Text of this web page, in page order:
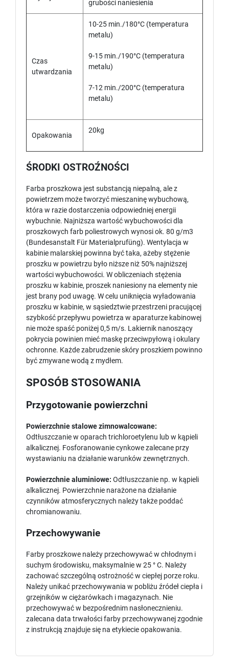
grubości naniesienia
Czas
utwardzania
10-25 min./180°C (temperatura
metalu)
9-15 min./190°C (temperatura
metalu)
7-12 min./200°C (temperatura
metalu)
Opakowania
20kg
ŚRODKI OSTROŹNOŚCI
Farba proszkowa jest substancją niepalną, ale z
powietrzem może tworzyć mieszaninę wybuchową,
która w razie dostarczenia odpowiedniej energii
wybuchnie. Najniższa wartość wybuchowości dla
proszkowych farb poliestrowych wynosi ok. 80 g/m3
(Bundesanstalt Für Materialprufüng). Wentylacja w
kabinie malarskiej powinna być taka, ażeby stężenie
proszku w powietrzu było niższe niż 50% najniższej
wartości wybuchowości. W obliczeniach stężenia
proszku w kabinie, proszek naniesiony na elementy nie
jest brany pod uwagę. W celu uniknięcia wyładowania
proszku w kabinie, w sąsiedztwie przestrzeni pracującej
szybkość przepływu powietrza w aparaturze kabinowej
nie może spaść poniżej 0,5 m/s. Lakiernik nanoszący
pokrycia powinien mieć maskę przeciwpyłową i okulary
ochronne. Każde zabrudzenie skóry proszkiem powinno
być zmywane wodą z mydłem.
SPOSÓB STOSOWANIA
Przygotowanie powierzchni
Powierzchnie stalowe zimnowalcowane:
Odtłuszczanie w oparach trichloroetylenu lub w kąpieli
alkalicznej. Fosforanowanie cynkowe zalecane przy
wystawianiu na działanie warunków zewnętrznych.
Powierzchnie aluminiowe: Odtłuszczanie np. w kąpieli
alkalicznej. Powierzchnie narażone na działanie
czynników atmosferycznych należy także poddać
chromianowaniu.
Przechowywanie
Farby proszkowe należy przechowywać w chłodnym i
suchym środowisku, maksymalnie w 25 ° C. Należy
zachować szczególną ostrożność w ciepłej porze roku.
Należy unikać przechowywania w pobliżu źródeł ciepła i
grzejników w ciężarówkach i magazynach. Nie
przechowywać w bezpośrednim nasłonecznieniu.
zalecana data trwałości farby przechowywanej zgodnie
z instrukcją znajduje się na etykiecie opakowania.